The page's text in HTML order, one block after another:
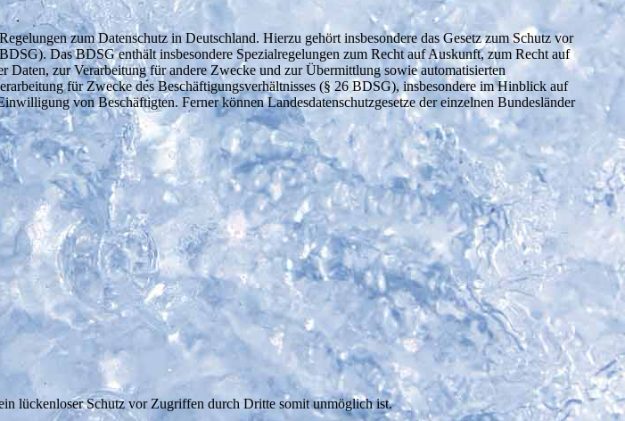
zum Datenschutz in Deutschland. Hierzu gehört insbesondere das Gesetz zum Schutz vor
Das BDSG enthält insbesondere Spezialregelungen zum Recht auf Auskunft, zum Recht auf
Daten, zur Verarbeitung für andere Zwecke und zur Übermittlung sowie automatisierten
für Zwecke des Beschäftigungsverhältnisses (§ 26 BDSG), insbesondere im Hinblick auf
von Beschäftigten. Ferner können Landesdatenschutzgesetze der einzelnen Bundesländer
lückenloser Schutz vor Zugriffen durch Dritte somit unmöglich ist.